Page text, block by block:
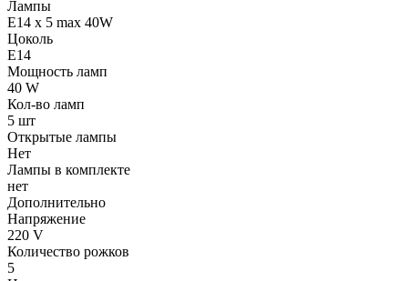
Лампы
E14 x 5 max 40W
Цоколь
E14
Мощность ламп
40 W
Кол-во ламп
5 шт
Открытые лампы
Нет
Лампы в комплекте
нет
Дополнительно
Напряжение
220 V
Количество рожков
5